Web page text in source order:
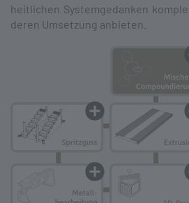
heitlichen System­gedanken
deren Umsetzung anbieten.